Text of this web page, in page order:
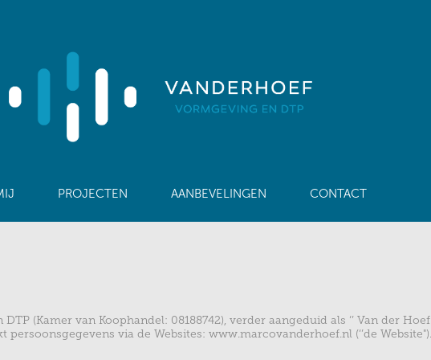
PROJECTEN AANBEVELINGEN CONTACT
(Kamer van Koophandel: 08188742), verder aangeduid als ‘’ Van der Hoef
via de Websites: www.marcovanderhoef.nl (‘’de Website").